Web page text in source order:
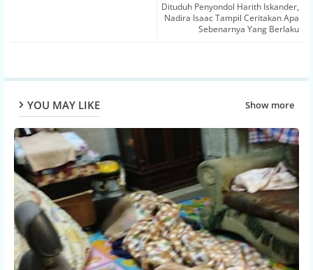
atsa
Dituduh Penyondol Harith Iskander,
Nadira Isaac Tampil Ceritakan Apa
Sebenarnya Yang Berlaku
YOU MAY LIKE Show more